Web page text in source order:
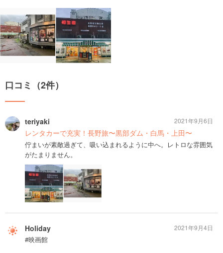
口コミ（2件）
teriyaki
レンタカーで充実！長野旅〜黒部ダム・白馬・上田〜
佇まいが素敵過ぎて、吸い込まれるように中へ。レトロな雰囲気
がたまりません。
2021年9月6日
Holiday
#映画館
2021年9月4日